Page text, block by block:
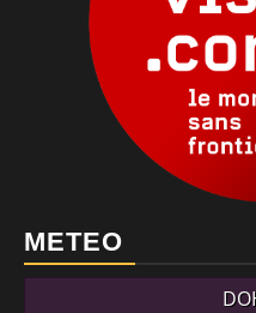
METEO